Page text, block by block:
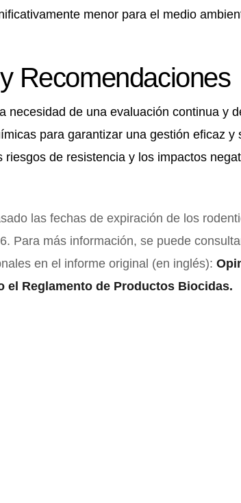
menor para el medio
Recomendaciones
necesidad de una evaluación continua y
para garantizar una gestión eficaz y
de resistencia y los impactos
las fechas de expiración de los
Para más información, se puede
en el informe original (en inglés):
el Reglamento de Productos Biocidas.